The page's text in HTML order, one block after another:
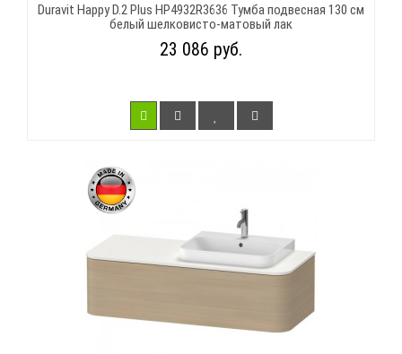
Duravit Happy D.2 Plus HP4932R3636 Тумба подвесная 130 см
белый шелковисто-матовый лак
23 086 руб.